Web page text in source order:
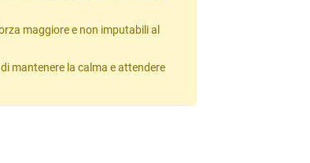
maggiore e non imputabili al
mantenere la calma e attendere